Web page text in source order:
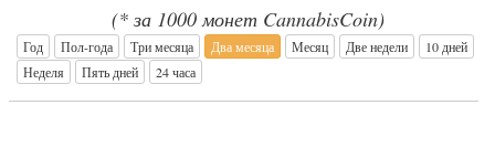
(* за 1000 монет CannabisCoin)
Год Пол-года Три месяца Два месяца Месяц Две недели
10 дней
Неделя
Пять дней 24 часа